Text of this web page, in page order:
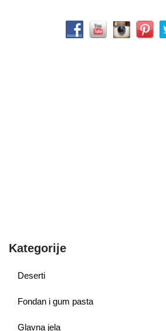
Kategorije
Deserti
Fondan i gum pasta
Glavna jela